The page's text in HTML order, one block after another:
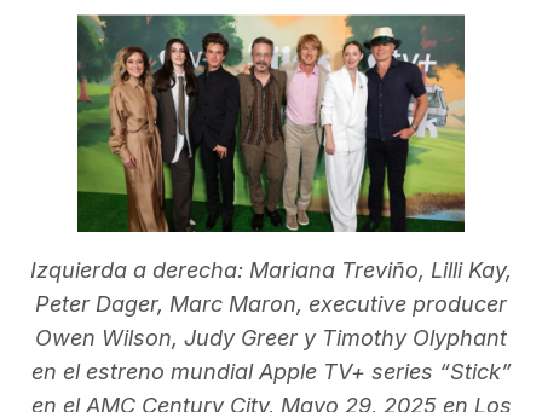
Izquierda a derecha: Mariana Treviño, Lilli Kay,
Peter Dager, Marc Maron, executive producer
Owen Wilson, Judy Greer y Timothy Olyphant
en el estreno mundial Apple TV+ series “Stick”
en el AMC Century City, Mayo 29, 2025 en Los